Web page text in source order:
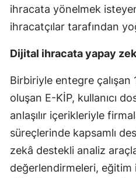
ihracata yönelmek
ihracatçılar tarafından
Dijital ihracata yapay
Birbiriyle entegre çalışan
oluşan E-KİP, kullanıcı
anlaşılır içerikleriyle
süreçlerinde kapsamlı
zekâ destekli analiz
değerlendirmeleri, eğitim